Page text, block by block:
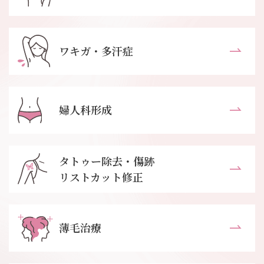
ワキガ・多汗症
婦人科形成
タトゥー除去・傷跡
リストカット修正
薄毛治療